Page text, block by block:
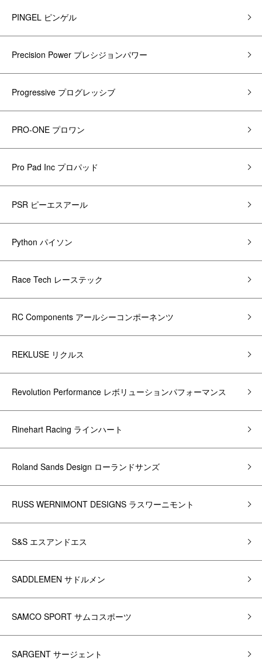
PINGEL ピンゲル
Precision Power プレシジョンパワー
Progressive プログレッシブ
PRO-ONE プロワン
Pro Pad Inc プロパッド
PSR ピーエスアール
Python パイソン
Race Tech レーステック
RC Components アールシーコンポーネンツ
REKLUSE リクルス
Revolution Performance レボリューションパフォーマンス
Rinehart Racing ラインハート
Roland Sands Design ローランドサンズ
RUSS WERNIMONT DESIGNS ラスワーニモント
S&S エスアンドエス
SADDLEMEN サドルメン
SAMCO SPORT サムコスポーツ
SARGENT サージェント